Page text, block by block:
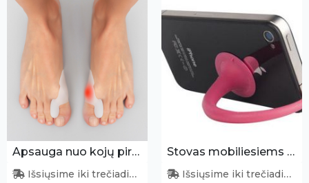
Apsauga nuo kojų pirštų nuospaudų 2vnt.
Išsiųsime iki trečiadienio
Stovas mobiliesiems - uodega
Išsiųsime iki trečiadienio